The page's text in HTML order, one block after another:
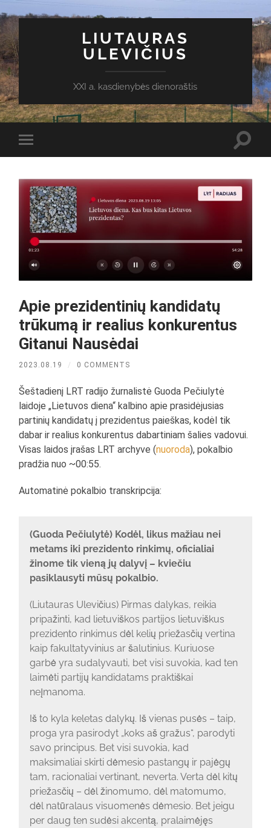
LIUTAURAS
ULEVIČIUS
XXI a. kasdienybės dienoraštis
Toggle
mobile
Apie prezidentinių kandidatų
trūkumą ir realius konkurentus
Gitanui Nausėdai
2023.08.19 / 0 COMMENTS
Šeštadienį LRT radijo žurnalistė Guoda Pečiulytė
laidoje „Lietuvos diena“ kalbino apie prasidėjusias
partinių kandidatų į prezidentus paieškas, kodėl tik
dabar ir realius konkurentus dabartiniam šalies vadovui.
Visas laidos įrašas LRT archyve (nuoroda), pokalbio
pradžia nuo ~00:55.
Automatinė pokalbio transkripcija:
(Guoda Pečiulytė) Kodėl, likus mažiau nei
metams iki prezidento rinkimų, oficialiai
žinome tik vieną jų dalyvį – kviečiu
pasiklausyti mūsų pokalbio.
(Liutauras Ulevičius) Pirmas dalykas, reikia
pripažinti, kad lietuviškos partijos lietuviškus
prezidento rinkimus dėl kelių priežasčių vertina
kaip fakultatyvinius ar šalutinius. Kuriuose
garbė yra sudalyvauti, bet visi suvokia, kad ten
laimėti partijų kandidatams praktiškai
neįmanoma.
Iš to kyla keletas dalykų. Iš vienas pusės – taip,
proga yra pasirodyt „koks aš gražus“, parodyti
savo principus. Bet visi suvokia, kad
maksimaliai skirti dėmesio pastangų ir pajėgų
tam, racionaliai vertinant, neverta. Verta dėl kitų
priežasčių – dėl žinomumo, dėl matomumo,
dėl natūralaus visuomenės dėmesio. Bet jeigu
per daug ten sudėsi akcentą, pralaimėjęs